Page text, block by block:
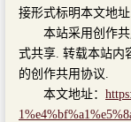
接形式标明本文地址.
本站采用创作共
式共享. 转载本站内
的创作共用协议.
本文地址：